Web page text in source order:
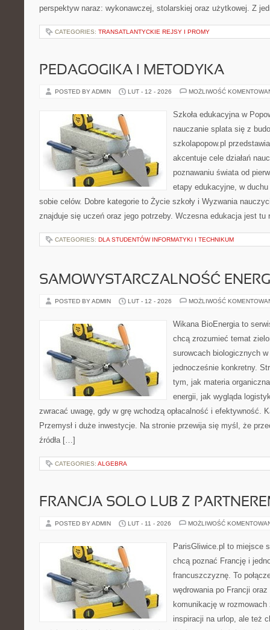
perspektyw naraz: wykonawczej, stolarskiej oraz użytkowej. Z
CATEGORIES: TRANSATLANTYCKIE REJSY I PROMY
PEDAGOGIKA I METODYKA
POSTED BY ADMIN LUT - 12 - 2026 MOŻLIWOŚĆ
Szkoła edukacyjna w
nauczanie splata się z
szkolapopow.pl
akcentuje cele działań
poznawaniu świata od
etapy edukacyjne, w
sobie celów. Dobre kategorie to Życie szkoły i Wyzwania
znajduje się uczeń oraz jego potrzeby. Wczesna edukacja jest
CATEGORIES: DLA STUDENTÓW INFORMATYKI I TECHNIKUM
SAMOWYSTARCZALNOŚĆ
POSTED BY ADMIN LUT - 12 - 2026 MOŻLIWOŚĆ
Wikana BioEnergia to
chcą zrozumieć temat
surowcach biologicznych
jednocześnie konkretny.
tym, jak materia
energii, jak wygląda
zwracać uwagę, gdy w grę wchodzą opłacalność i efektywność.
Przemysł i duże inwestycje. Na stronie przewija się myśl, że
źródła […]
CATEGORIES: ALGEBRA
FRANCJA SOLO LUB Z
POSTED BY ADMIN LUT - 11 - 2026 MOŻLIWOŚĆ
ParisGliwice.pl to miejsce
chcą poznać Francję i
francuszczyznę. To
wędrowania po Francji
komunikację w
inspiracji na urlop, ale też